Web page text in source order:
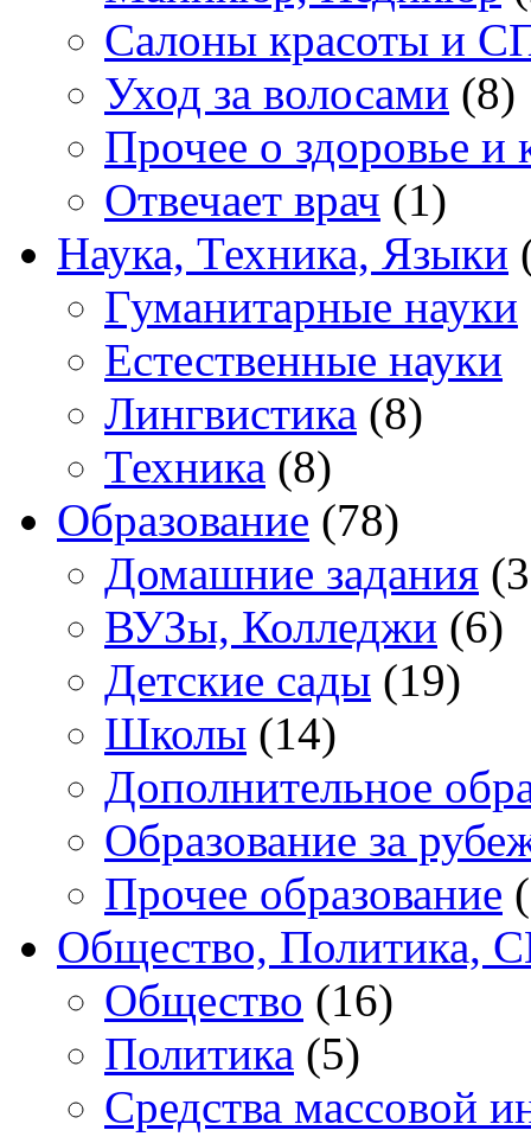
Салоны красоты и
Уход за волосами (8)
Прочее о здоровье и
Отвечает врач (1)
Наука, Техника, Языки
Гуманитарные науки
Естественные науки
Лингвистика (8)
Техника (8)
Образование (78)
Домашние задания
ВУЗы, Колледжи (6)
Детские сады (19)
Школы (14)
Дополнительное
Образование за
Прочее образование
Общество, Политика,
Общество (16)
Политика (5)
Средства массовой